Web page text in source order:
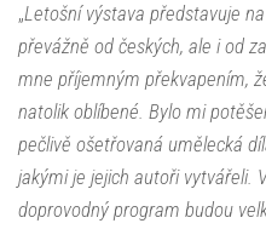
„Letošní výstava představuje
převážně od českých, ale i od
mne příjemným překvapením,
natolik oblíbené. Bylo mi
pečlivě ošetřovaná umělecká
jakými je jejich autoři vytvářeli.
doprovodný program budou